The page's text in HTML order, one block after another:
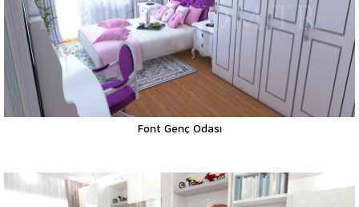
Font Genç Odası